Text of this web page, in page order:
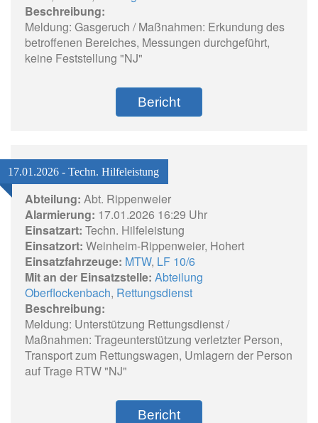
Beschreibung:
Meldung: Gasgeruch / Maßnahmen: Erkundung des
betroffenen Bereiches, Messungen durchgeführt,
keine Feststellung "NJ"
Bericht
17.01.2026 - Techn. Hilfeleistung
Abteilung: Abt. Rippenweier
Alarmierung: 17.01.2026 16:29 Uhr
Einsatzart: Techn. Hilfeleistung
Einsatzort: Weinheim-Rippenweier, Hohert
Einsatzfahrzeuge: MTW, LF 10/6
Mit an der Einsatzstelle: Abteilung
Oberflockenbach, Rettungsdienst
Beschreibung:
Meldung: Unterstützung Rettungsdienst /
Maßnahmen: Trageunterstützung verletzter Person,
Transport zum Rettungswagen, Umlagern der Person
auf Trage RTW "NJ"
Bericht